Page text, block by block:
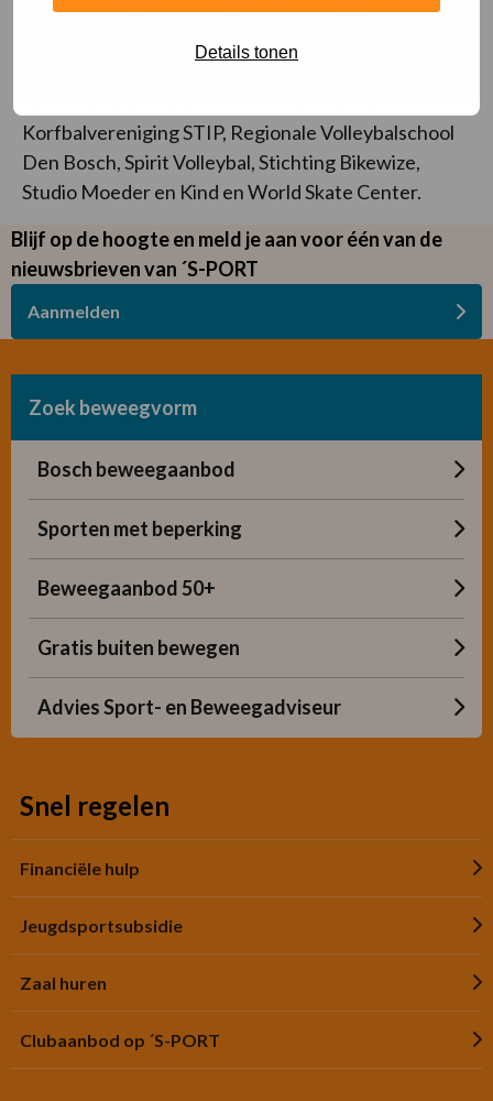
Details tonen
Lasergym, LvO events, Rodenborch College, Moraru
Coaching, Rugby Academy Zuid, HSV Gryphons,
Korfbalvereniging STIP, Regionale Volleybalschool
Den Bosch, Spirit Volleybal, Stichting Bikewize,
Studio Moeder en Kind en World Skate Center.
Blijf op de hoogte en meld je aan voor één van de
nieuwsbrieven van ´S-PORT
Aanmelden
Zoek beweegvorm
Bosch beweegaanbod
Sporten met beperking
Beweegaanbod 50+
Gratis buiten bewegen
Advies Sport- en Beweegadviseur
Snel regelen
Financiële hulp
Jeugdsportsubsidie
Zaal huren
Clubaanbod op ´S-PORT